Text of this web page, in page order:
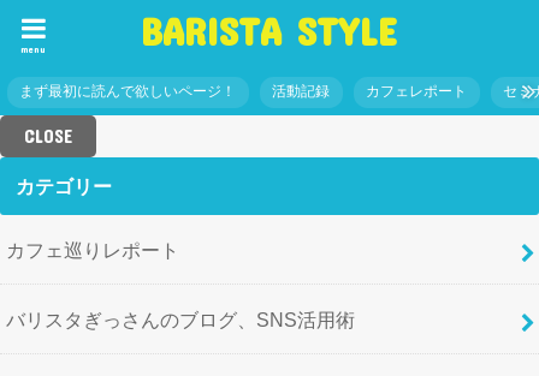
BARISTA STYLE
menu
まず最初に読んで欲しいページ！ 活動記録 カフェレポート セミ
CLOSE
カテゴリー
カフェ巡りレポート
バリスタぎっさんのブログ、SNS活用術